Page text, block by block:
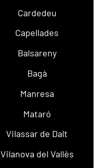
Cardedeu
Capellades
Balsareny
Bagà
Manresa
Mataró
Vilassar de Dalt
Vilanova del Vallès